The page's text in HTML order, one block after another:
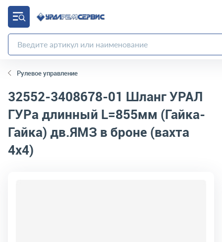
Рулевое управление
32552-3408678-01 Шланг УРАЛ
ГУРа длинный L=855мм (Гайка-
Гайка) дв.ЯМЗ в броне (вахта
4х4)